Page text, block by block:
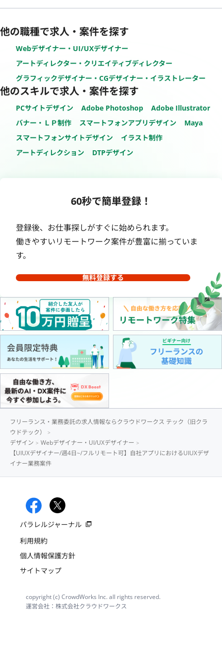
他の職種で求人・案件を探す
Webデザイナー・UI/UXデザイナー
アートディレクター・クリエイティブディレクター
グラフィックデザイナー・CGデザイナー・イラストレーター
他のスキルで求人・案件を探す
PCサイトデザイン Adobe Photoshop
Adobe Illustrator
バナー・ＬＰ制作
スマートフォンアプリデザイン
Maya
スマートフォンサイトデザイン
イラスト制作
アートディレクション
DTPデザイン
60秒で簡単登録！
登録後、お仕事探しがすぐに始められます。
働きやすいリモートワーク案件が豊富に揃っていま
す。
無料登録する
フリーランス・業務委託の求人情報ならクラウドワークス テック（旧クラ
ウドテック）
デザイン
Webデザイナー・UI/UXデザイナー
【UIUXデザイナー/週4日~/フルリモート可】自社アプリにおけるUIUXデザ
イナー業務案件
パラレルジャーナル
利用規約
個人情報保護方針
サイトマップ
copyright (c) CrowdWorks Inc. all rights reserved.
運営会社：株式会社クラウドワークス